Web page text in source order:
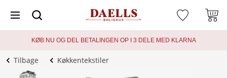
KØB NU OG DEL BETALINGEN OP I 3 DELE MED KLARNA
Tilbage Køkkentekstiler